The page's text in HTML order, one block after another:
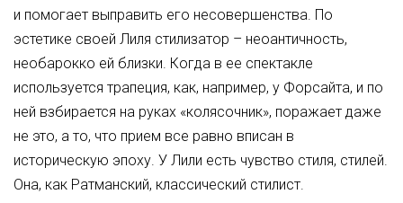
и помогает выправить его несовершенства. По
эстетике своей Лиля стилизатор – неоантичность,
необарокко ей близки. Когда в ее спектакле
используется трапеция, как, например, у Форсайта, и по
ней взбирается на руках «колясочник», поражает даже
не это, а то, что прием все равно вписан в
историческую эпоху. У Лили есть чувство стиля, стилей.
Она, как Ратманский, классический стилист.